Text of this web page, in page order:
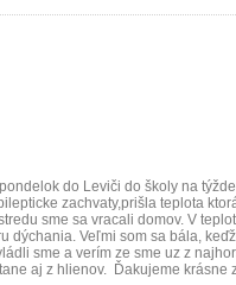
do Leviči do školy na
zachvaty,prišla teplota
sme sa vracali domov. V
dýchania. Veľmi som sa bála,
sme a verím ze sme uz z
aj z hlienov. Ďakujeme krásne